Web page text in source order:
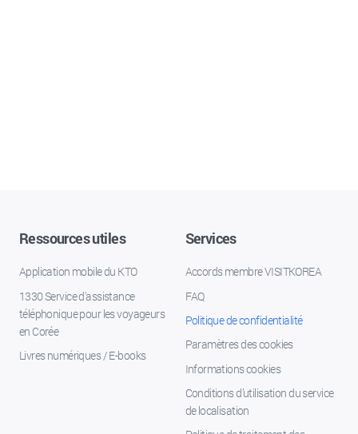
Ressources utiles
Application mobile du KTO
1330 Service d'assistance
téléphonique pour les voyageurs
en Corée
Livres numériques / E-books
Services
Accords membre VISITKOREA
FAQ
Politique de confidentialité
Paramètres des cookies
Informations cookies
Conditions d’utilisation du service
de localisation